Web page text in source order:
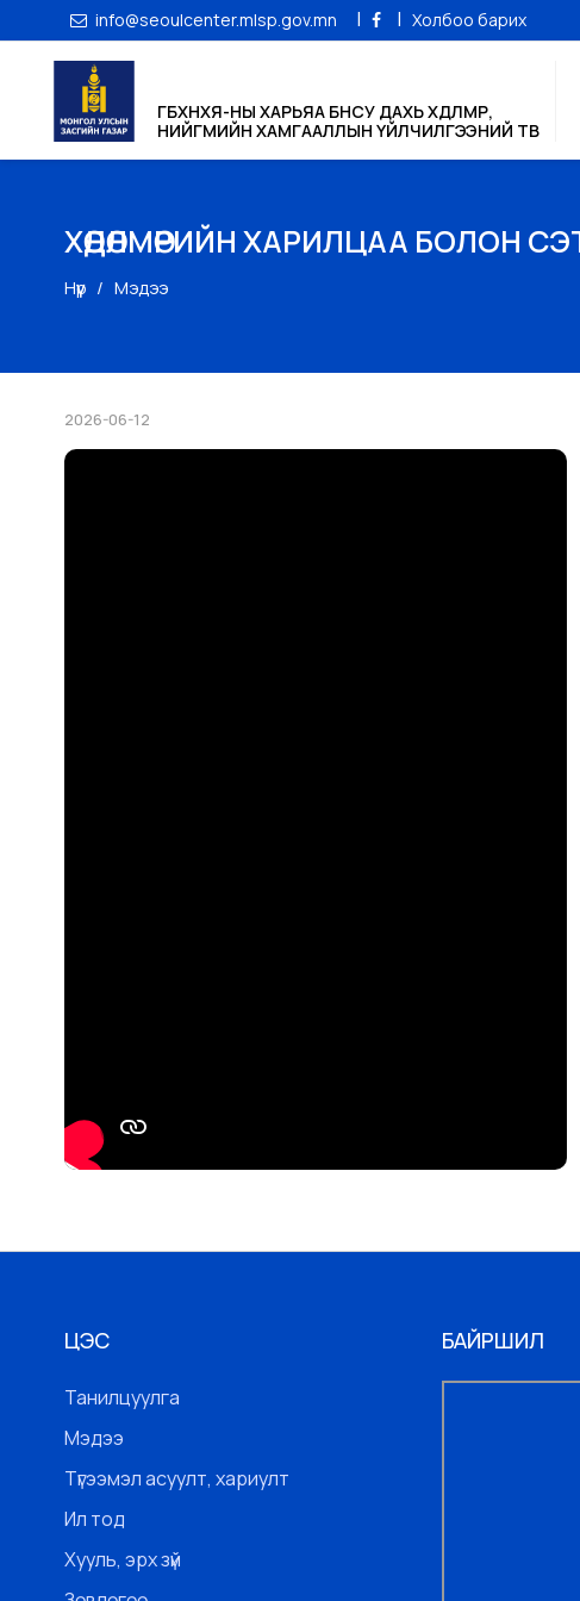
info@seoulcenter.mlsp.gov.mn | | Холбоо барих
ГБХНХЯ-НЫ ХАРЬЯА БНСУ ДАХЬ ХӨДӨЛМӨР,
НИЙГМИЙН ХАМГААЛЛЫН ҮЙЛЧИЛГЭЭНИЙ ТӨВ
ХӨДӨЛМӨРИЙН ХАРИЛЦАА БОЛОН
Нүүр Мэдээ
2026-06-12
ЦЭС
Танилцуулга
Мэдээ
Түгээмэл асуулт, хариулт
Ил тод
Хууль, эрх зүй
БАЙРШИЛ